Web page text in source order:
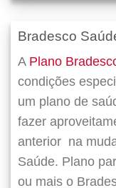
Bradesco
A Plano
condições
um plano de
fazer
anterior na
Saúde. Plano
ou mais o